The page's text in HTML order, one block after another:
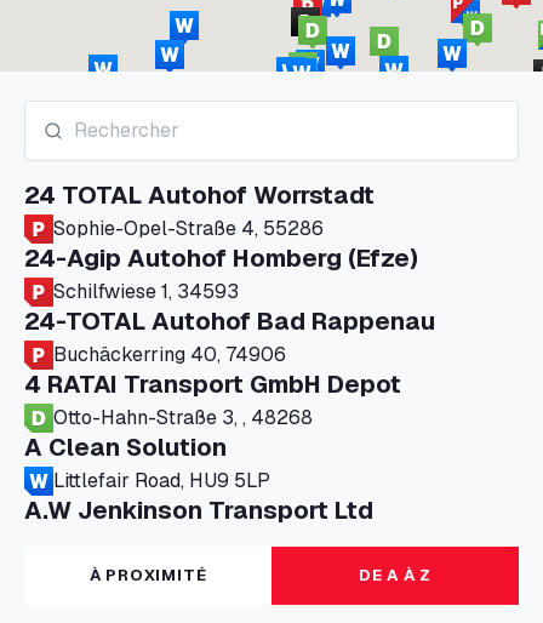
24 TOTAL Autohof Worrstadt
Sophie-Opel-Straße 4, 55286
24-Agip Autohof Homberg (Efze)
Schilfwiese 1, 34593
24-TOTAL Autohof Bad Rappenau
Buchäckerring 40, 74906
4 RATAI Transport GmbH Depot
Otto-Hahn-Straße 3, , 48268
A Clean Solution
Littlefair Road, HU9 5LP
A.W Jenkinson Transport Ltd
Progress House, ME11 5GA
A+G Nettetal - Depot Parking
Am Panneschopp 7, 41334
À PROXIMITÉ DE A À Z